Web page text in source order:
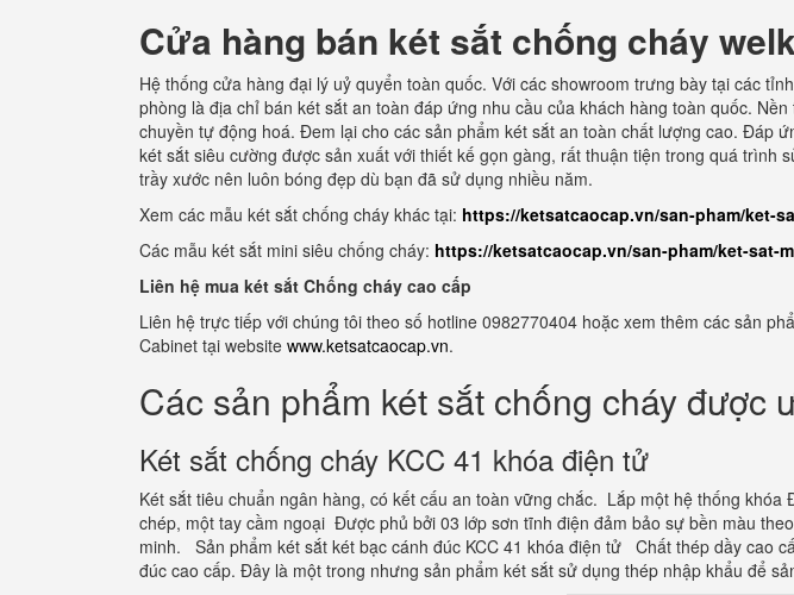
Cửa hàng bán két sắt chống cháy
Hệ thống cửa hàng đại lý uỷ quyển toàn quốc. Với các showroom trưng bày tại các
phòng là địa chỉ bán két sắt an toàn đáp ứng nhu cầu của khách hàng toàn quốc.
chuyền tự động hoá. Đem lại cho các sản phẩm két sắt an toàn chất lượng cao. Đáp
két sắt siêu cường được sản xuất với thiết kế gọn gàng, rất thuận tiện trong quá trình
trầy xước nên luôn bóng đẹp dù bạn đã sử dụng nhiều năm.
Xem các mẫu két sắt chống cháy khác tại: https://ketsatcaocap.vn/san-pham/ket-
Các mẫu két sắt mini siêu chống cháy: https://ketsatcaocap.vn/san-pham/ket-sat-
Liên hệ mua két sắt Chống cháy cao cấp
Liên hệ trực tiếp với chúng tôi theo số hotline 0982770404 hoặc xem thêm các sản
Cabinet tại website www.ketsatcaocap.vn.
Các sản phẩm két sắt chống cháy được
Két sắt chống cháy KCC 41 khóa điện tử
Két sắt tiêu chuẩn ngân hàng, có kết cấu an toàn vững chắc. Lắp một hệ thống khóa
chép, một tay cầm ngoại Được phủ bởi 03 lớp sơn tĩnh điện đảm bảo sự bền màu
minh. Sản phẩm két sắt két bạc cánh đúc KCC 41 khóa điện tử Chất thép dầy cao
đúc cao cấp. Đây là một trong nhưng sản phẩm két sắt sử dụng thép nhập khẩu để